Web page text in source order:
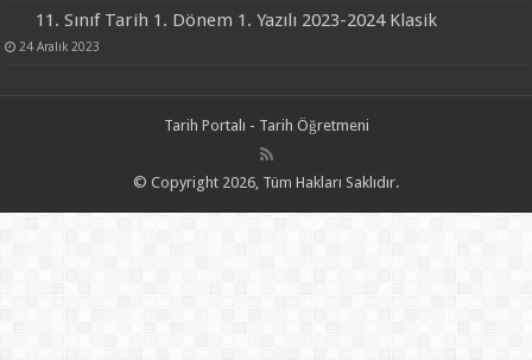
11. Sınıf Tarih 1. Dönem 1. Yazılı 2023-2024 Klasik
24 Aralık 2023
Tarih Portalı - Tarih Öğretmeni
© Copyright 2026, Tüm Hakları Saklıdır.